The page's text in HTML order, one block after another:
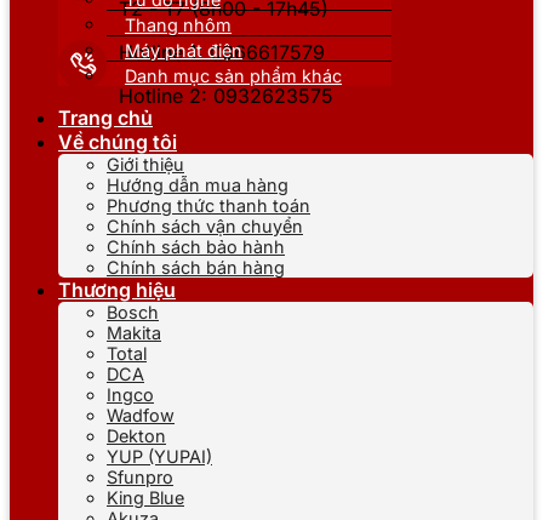
T2 - T7 (8h00 - 17h45)
Hotline 1: 0866617579
Hotline 2: 0932623575
Thang nhôm
Máy phát điện
Danh mục sản phẩm khác
Trang chủ
Về chúng tôi
Giới thiệu
Hướng dẫn mua hàng
Phương thức thanh toán
Chính sách vận chuyển
Chính sách bảo hành
Chính sách bán hàng
Thương hiệu
Bosch
Makita
Total
DCA
Ingco
Wadfow
Dekton
YUP (YUPAI)
Sfunpro
King Blue